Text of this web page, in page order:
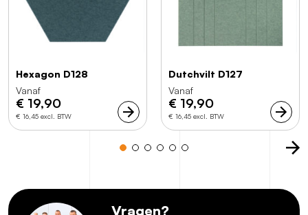
Hexagon D128
Vanaf
€ 19,90
€ 16,45 excl. BTW
Dutchvilt D127
Vanaf
€ 19,90
€ 16,45 excl. BTW
Vragen?